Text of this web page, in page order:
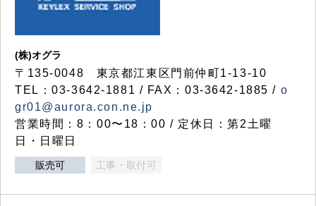
(株)オグラ
〒135-0048 東京都江東区門前仲町1-13-10
TEL：03-3642-1881 / FAX：03-3642-1885 / o
gr01@aurora.con.ne.jp
営業時間：8：00〜18：00 / 定休日：第2土曜
日・日曜日
販売可 工事・取付可